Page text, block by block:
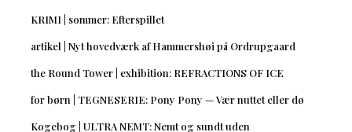
KRIMI | sommer: Efterspillet
artikel | Nyt hovedværk af Hammershøi på Ordrupgaard
the Round Tower | exhibition: REFRACTIONS OF ICE
for børn | TEGNESERIE: Pony Pony — Vær nuttet eller dø
Kogebog | ULTRA NEMT: Nemt og sundt uden